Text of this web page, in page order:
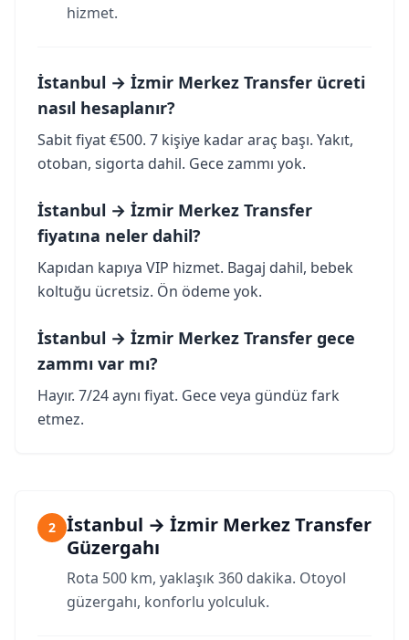
hizmet.
İstanbul → İzmir Merkez Transfer ücreti
nasıl hesaplanır?
Sabit fiyat €500. 7 kişiye kadar araç başı. Yakıt,
otoban, sigorta dahil. Gece zammı yok.
İstanbul → İzmir Merkez Transfer
fiyatına neler dahil?
Kapıdan kapıya VIP hizmet. Bagaj dahil, bebek
koltuğu ücretsiz. Ön ödeme yok.
İstanbul → İzmir Merkez Transfer gece
zammı var mı?
Hayır. 7/24 aynı fiyat. Gece veya gündüz fark
etmez.
2
İstanbul → İzmir Merkez Transfer
Güzergahı
Rota 500 km, yaklaşık 360 dakika. Otoyol
güzergahı, konforlu yolculuk.